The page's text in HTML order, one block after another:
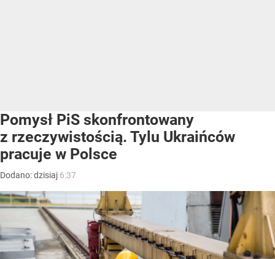
Pomysł PiS skonfrontowany
z rzeczywistością. Tylu Ukraińców
pracuje w Polsce
Dodano:dzisiaj 6:37